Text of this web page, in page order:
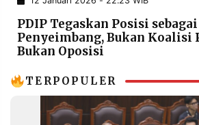
IKLAN
PENGADUAN TERM
OF
SERVICE
IKUTI
PDIP Tegaskan Posisi
Penyeimbang, Bukan Koalisi
Bukan Oposisi
TERPOPULER